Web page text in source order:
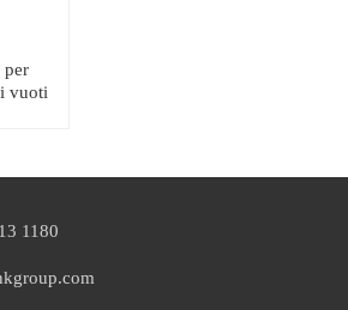
per
vuoti
1180